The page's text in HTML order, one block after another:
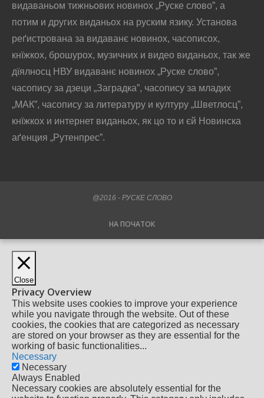
видаваньом тижньових новинох „Руске слово”, а
потим и других виданьох на руским язику. Установа
реґистрована за видаванє новинох, часописох,
кнїжкох, брошурох, музичних и видео виданьох, так же
дїялносц НВУ видаванє новинох „Руске слово”,
часопису за дзеци „Заградка”, часопису за младих
„МАК”, часопису за литературу и културу „Шветлосц”,
кнїжкох и интернет виданьох, як цо то и єй Новинска
аґенция „Рутенпрес”.
@2016 - РУСКЕ СЛОВО
НА ПОЧАТОК
Close
Privacy Overview
This website uses cookies to improve your experience
while you navigate through the website. Out of these
cookies, the cookies that are categorized as necessary
are stored on your browser as they are essential for the
working of basic functionalities...
Necessary
Necessary
Always Enabled
Necessary cookies are absolutely essential for the